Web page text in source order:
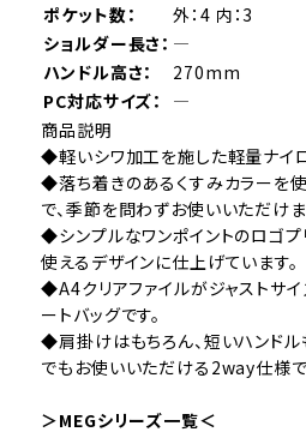
ポケット数：
外：4 内：3
ショルダー長さ： ―
ハンドル高さ：
270mm
PC対応サイズ：
―
商品説明
◆軽いシワ加工を施した軽量ナイロ
◆落ち着きのあるくすみカラーを
で、季節を問わずお使いいただけま
◆シンプルなワンポイントのロゴプ
使えるデザインに仕上げています。
◆A4クリアファイルがジャストサ
ートバッグです。
◆肩掛けはもちろん、短いハンド
でもお使いいただける2way仕様で
＞MEGシリーズ一覧＜